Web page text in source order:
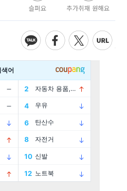
슬퍼요 추가취재 원해요